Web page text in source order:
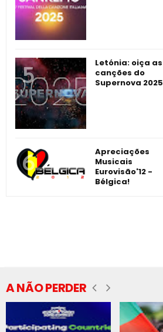
Letónia: oiça as
canções do
Supernova 2025
Apreciações
Musicais
Eurovisão'12 -
Bélgica!
A NÃO PERDER